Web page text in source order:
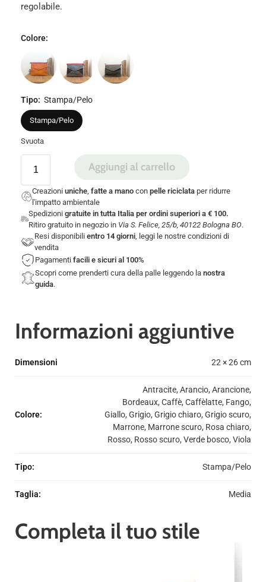
regolabile.
Colore:
Tipo: Stampa/Pelo
Stampa/Pelo
Svuota
Aggiungi al carrello
Creazioniuniche ,fatte a mano conpelle riciclata per ridurre
l'impatto ambientale
Spedizioni gratuite in tutta Italia per ordini superiori a € 100.
Ritiro gratuito in negozio in Via S. Felice, 25/b, 40122 Bologna BO.
Resi disponibili entro 14 giorni, leggi le nostre condizioni di
vendita
Pagamenti facili e sicuri al 100%
Scopri come prenderti cura della palle leggendo la nostra
guida.
Informazioni aggiuntive
Dimensioni 22 × 26 cm
Colore:
Antracite, Arancio, Arancione,
Bordeaux, Caffè, Caffèlatte, Fango,
Giallo, Grigio, Grigio chiaro, Grigio scuro,
Marrone, Marrone scuro, Rosa chiaro,
Rosso, Rosso scuro, Verde bosco, Viola
Tipo: Stampa/Pelo
Taglia: Media
Completa il tuo stile